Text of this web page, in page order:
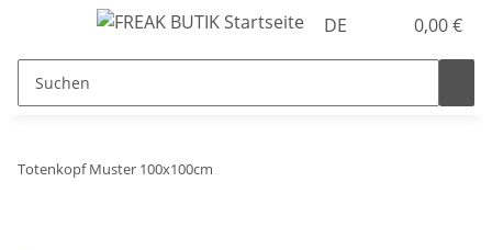
DE 0,00 €
Totenkopf Muster 100x100cm